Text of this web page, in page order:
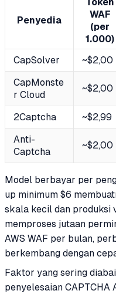
Penyedia
Token
WAF
(per
1.000)
CapSolver ~$2,00
CapMonste
r Cloud
~$2,00
2Captcha ~$2,99
Anti-
Captcha
~$2,00
Model berbayar per
up minimum $6
skala kecil dan produksi
memproses jutaan
AWS WAF per bulan,
berkembang dengan
Faktor yang sering
penyelesaian CAPTCHA